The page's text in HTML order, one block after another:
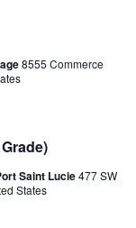
8555 Commerce
Saint Lucie477 SW
States